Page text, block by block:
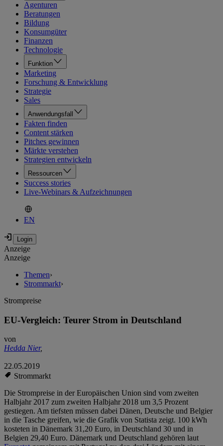
Agenturen
Beratungen
Bildung
Konsumgüter
Finanzen
Technologie
Funktion
Marketing
Forschung & Entwicklung
Strategie
Sales
Anwendungsfall
Fakten finden
Content stärken
Pitches gewinnen
Märkte verstehen
Strategien entwickeln
Ressourcen
Success stories
Live-Webinars & Aufzeichnungen
EN
Anzeige
Anzeige
Themen›
Strommarkt›
Strompreise
EU-Vergleich: Teurer Strom in Deutschland
von
Hedda Nier,
22.05.2019
Strommarkt
Die Strompreise in der Europäischen Union sind vom zweiten
Halbjahr 2017 zum zweiten Halbjahr 2018 um 3,5 Prozent
gestiegen. Am tiefsten müssen dabei Dänen, Deutsche und Belgier
in die Tasche greifen, wie die Grafik von Statista zeigt. 100 kWh
kosteten in Dänemark 31,20 Euro, in Deutschland 30 und in
Belgien 29,40 Euro. Dänemark und Deutschland gehören laut